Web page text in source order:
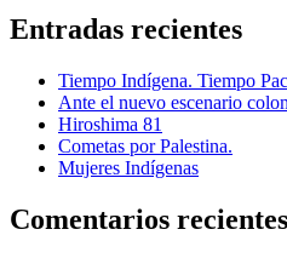
Entradas recientes
Tiempo Indígena. Tiempo
Ante el nuevo escenario
Hiroshima 81
Cometas por Palestina.
Mujeres Indígenas
Comentarios recientes